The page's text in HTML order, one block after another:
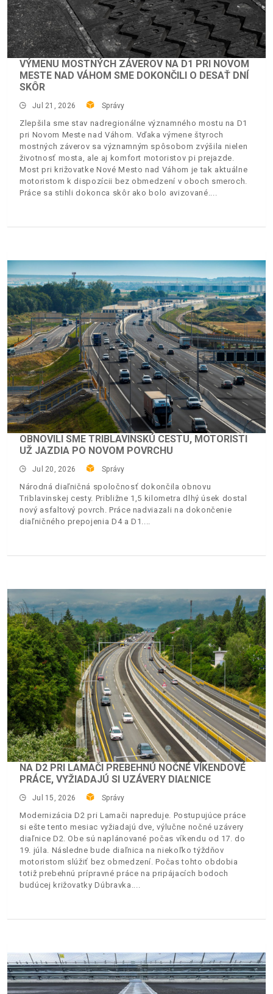
VÝMENU MOSTNÝCH ZÁVEROV NA D1 PRI NOVOM
MESTE NAD VÁHOM SME DOKONČILI O DESAŤ DNÍ
SKÔR
Jul 21, 2026 Správy
Zlepšila sme stav nadregionálne významného mostu na D1
pri Novom Meste nad Váhom. Vďaka výmene štyroch
mostných záverov sa významným spôsobom zvýšila nielen
životnosť mosta, ale aj komfort motoristov pi prejazde.
Most pri križovatke Nové Mesto nad Váhom je tak aktuálne
motoristom k dispozícii bez obmedzení v oboch smeroch.
Práce sa stihli dokonca skôr ako bolo avizované.
OBNOVILI SME TRIBLAVINSKÚ CESTU, MOTORISTI
UŽ JAZDIA PO NOVOM POVRCHU
Jul 20, 2026 Správy
Národná diaľničná spoločnosť dokončila obnovu
Triblavinskej cesty. Približne 1,5 kilometra dlhý úsek dostal
nový asfaltový povrch. Práce nadviazali na dokončenie
diaľničného prepojenia D4 a D1.
NA D2 PRI LAMAČI PREBEHNÚ NOČNÉ VÍKENDOVÉ
PRÁCE, VYŽIADAJÚ SI UZÁVERY DIAĽNICE
Jul 15, 2026 Správy
Modernizácia D2 pri Lamači napreduje. Postupujúce práce
si ešte tento mesiac vyžiadajú dve, výlučne nočné uzávery
diaľnice D2. Obe sú naplánované počas víkendu od 17. do
19. júla. Následne bude diaľnica na niekoľko týždňov
motoristom slúžiť bez obmedzení. Počas tohto obdobia
totiž prebehnú prípravné práce na pripájacích bodoch
budúcej križovatky Dúbravka.